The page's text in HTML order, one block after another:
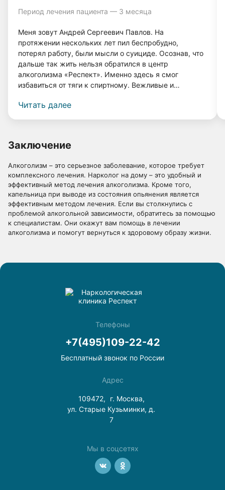
Период лечения пациента — 3 месяца
Меня зовут Андрей Сергеевич Павлов. На
протяжении нескольких лет пил беспробудно,
потерял работу, были мысли о суициде. Осознав, что
дальше так жить нельзя обратился в центр
алкоголизма «Респект». Именно здесь я смог
избавиться от тяги к спиртному. Вежливые и
мне вернуться к нормальной жизни. Прошло 4 года, и
Читать далее
Заключение
Алкоголизм – это серьезное заболевание, которое требует
комплексного лечения. Нарколог на дому – это удобный и
эффективный метод лечения алкоголизма. Кроме того,
капельница при выводе из состояния опьянения является
эффективным методом лечения. Если вы столкнулись с
проблемой алкогольной зависимости, обратитесь за помощью
к специалистам. Они окажут вам помощь в лечении
алкоголизма и помогут вернуться к здоровому образу жизни.
Телефоны
+7(495)109-22-42
Бесплатный звонок по России
Адрес
109472,
г. Москва,
ул. Старые Кузьминки, д.
7
Мы в соцсетях